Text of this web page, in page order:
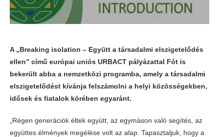
A „Breaking isolation – Együtt a társadalmi elszigetelődés
ellen” című európai uniós URBACT pályázattal Fót is
bekerült abba a nemzetközi programba, amely a társadalmi
elszigetelődést kívánja felszámolni a helyi közösségekben,
idősek és fiatalok körében egyaránt.
„Régen generációk éltek együtt, az egymáson való segítés, az
együttes élmények megélése volt az alap. Tapasztaljuk, hogy a